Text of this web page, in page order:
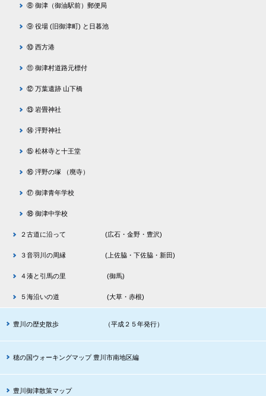
⑧ 御津（御油駅前）郵便局
⑨ 役場 (旧御津町) と日暮池
⑩ 西方港
⑪ 御津村道路元標付
⑫ 万葉遺跡 山下橋
⑬ 岩畳神社
⑭ 泙野神社
⑮ 松林寺と十王堂
⑯ 泙野の塚 （廃寺）
⑰ 御津青年学校
⑱ 御津中学校
２古道に沿って (広石・金野・豊沢)
３音羽川の周縁 (上佐脇・下佐脇・新田)
４湊と引馬の里 (御馬)
５海沿いの道 (大草・赤根)
豊川の歴史散歩 （平成２５年発行）
穂の国ウォーキングマップ 豊川市南地区編
豊川御津散策マップ